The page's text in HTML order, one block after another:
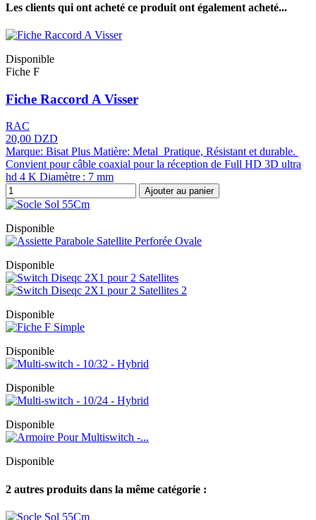
Les clients qui ont acheté ce produit ont également acheté...
Disponible
Fiche F
Fiche Raccord A Visser
RAC
20,00 DZD
Marque: Bisat Plus Matière: Metal Pratique, Résistant et durable.
Convient pour câble coaxial pour la réception de Full HD 3D ultra
hd 4 K Diamètre : 7 mm
Ajouter au panier
Disponible
Disponible
Disponible
Disponible
Disponible
Disponible
Disponible
2 autres produits dans la même catégorie :